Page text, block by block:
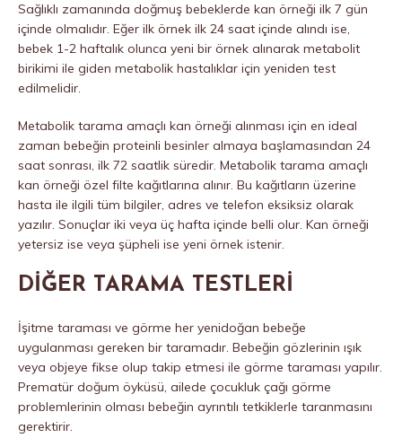
Sağlıklı zamanında doğmuş bebeklerde kan örneği ilk 7 gün
içinde olmalıdır. Eğer ilk örnek ilk 24 saat içinde alındı ise,
bebek 1-2 haftalık olunca yeni bir örnek alınarak metabolit
birikimi ile giden metabolik hastalıklar için yeniden test
edilmelidir.
Metabolik tarama amaçlı kan örneği alınması için en ideal
zaman bebeğin proteinli besinler almaya başlamasından 24
saat sonrası, ilk 72 saatlik süredir. Metabolik tarama amaçlı
kan örneği özel filte kağıtlarına alınır. Bu kağıtların üzerine
hasta ile ilgili tüm bilgiler, adres ve telefon eksiksiz olarak
yazılır. Sonuçlar iki veya üç hafta içinde belli olur. Kan örneği
yetersiz ise veya şüpheli ise yeni örnek istenir.
DİĞER TARAMA TESTLERİ
İşitme taraması ve görme her yenidoğan bebeğe
uygulanması gereken bir taramadır. Bebeğin gözlerinin ışık
veya objeye fikse olup takip etmesi ile görme taraması yapılır.
Prematür doğum öyküsü, ailede çocukluk çağı görme
problemlerinin olması bebeğin ayrıntılı tetkiklerle taranmasını
gerektirir.